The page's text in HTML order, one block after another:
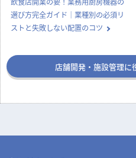
用・メリット・選び方